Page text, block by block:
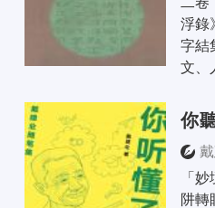
浮錄
字結
文、
你
「
阱